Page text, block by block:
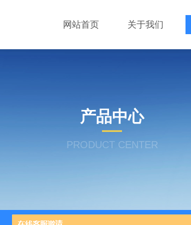
网站首页 关于我们
产品中心
PRODUCT CENTER